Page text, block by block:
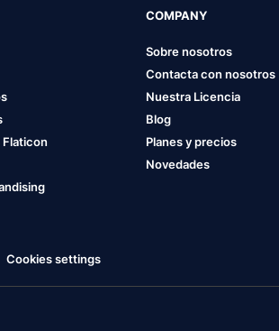
COMPANY
Sobre nosotros
Contacta con nosotros
Nuestra Licencia
Blog
Planes y precios
Novedades
Cookies settings